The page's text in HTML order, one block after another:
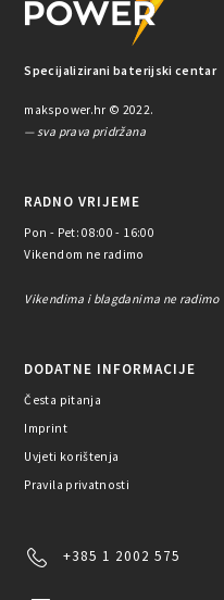
Specijalizirani baterijski centar
makspower.hr © 2022.
— sva prava pridržana
RADNO VRIJEME
Pon - Pet: 08:00 - 16:00
Vikendom ne radimo
Vikendima i blagdanima ne radimo
DODATNE INFORMACIJE
Česta pitanja
Imprint
Uvjeti korištenja
Pravila privatnosti
+385 1 2002 575